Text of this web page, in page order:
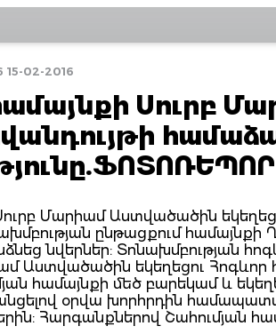
15-02-2016
Սուրբ
Մարիամ Աստվածածին
ընթացքում
նվերներ: Տոնախմբության
Աստվածածին եկեղեցու
համայնքի մեծ բարեկամ և
օրվա խորհրդին
Հարգանքներով Շահումյան